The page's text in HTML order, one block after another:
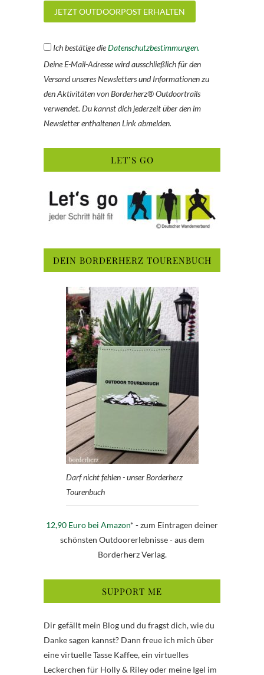
Ich bestätige dieDatenschutzbestimmungen.
Deine E-Mail-Adresse wird ausschließlich für den
Versand unseres Newsletters und Informationen zu
den Aktivitäten von Borderherz® Outdoortrails
verwendet. Du kannst dich jederzeit über den im
Newsletter enthaltenen Link abmelden.
LET’S GO
DEIN BORDERHERZ TOURENBUCH
Darf nicht fehlen - unser Borderherz
Tourenbuch
12,90 Euro bei Amazon* - zum Eintragen deiner
schönsten Outdoorerlebnisse - aus dem
Borderherz Verlag.
SUPPORT ME
Dir gefällt mein Blog und du fragst dich, wie du
Danke sagen kannst? Dann freue ich mich über
eine virtuelle Tasse Kaffee, ein virtuelles
Leckerchen für Holly & Riley oder meine Igel im